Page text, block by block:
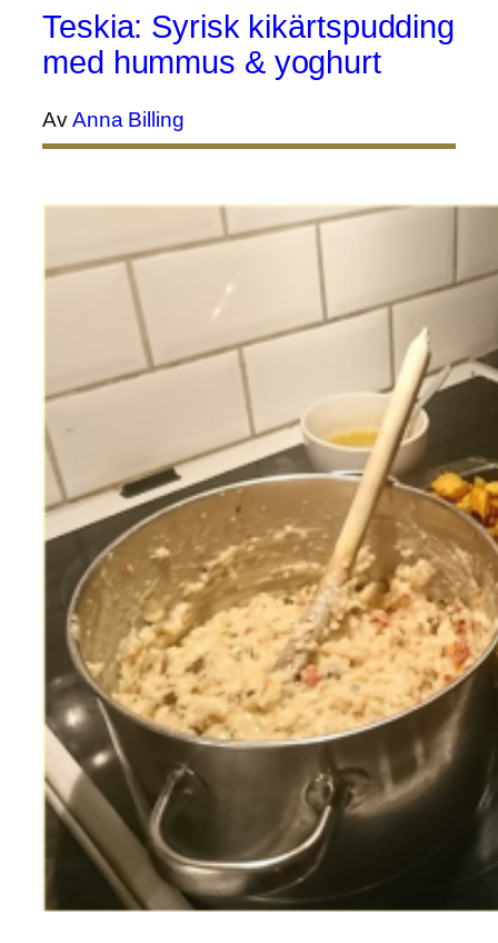
Teskia: Syrisk kikärtspudding
med hummus & yoghurt
AvAnna Billing